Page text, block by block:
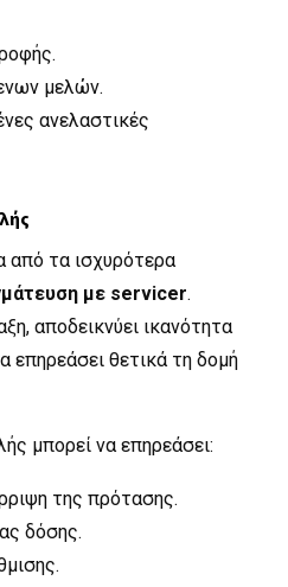
μελών.
ανελαστικές
από τα ισχυρότερα
με servicer.
αποδεικνύει ικανότητα
επηρεάσει θετικά τη δομή
μπορεί να επηρεάσει:
της πρότασης.
δόσης.